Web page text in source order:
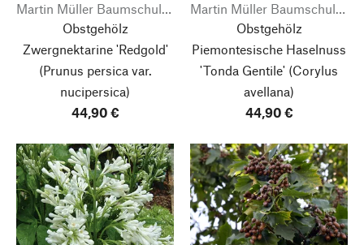
Martin Müller Baumschulen
Obstgehölz
Zwergnektarine 'Redgold'
(Prunus persica var.
nucipersica)
44,90 €
Martin Müller Baumschulen
Obstgehölz
Piemontesische Haselnuss
'Tonda Gentile' (Corylus
avellana)
44,90 €